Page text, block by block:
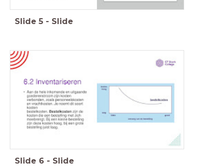
Slide 5 - Slide
Slide 6 - Slide